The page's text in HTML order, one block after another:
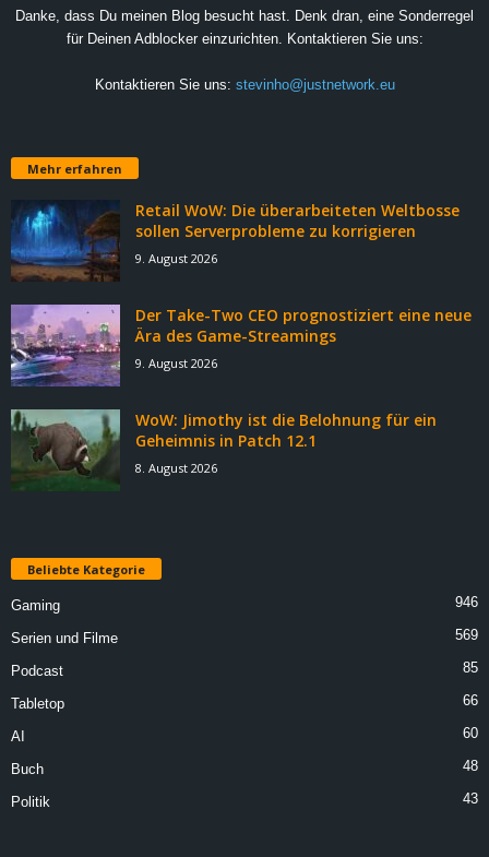
Danke, dass Du meinen Blog besucht hast. Denk dran, eine Sonderregel
für Deinen Adblocker einzurichten. Kontaktieren Sie uns:
Kontaktieren Sie uns: stevinho@justnetwork.eu
Mehr erfahren
Retail WoW: Die überarbeiteten Weltbosse
sollen Serverprobleme zu korrigieren
9. August 2026
Der Take-Two CEO prognostiziert eine neue
Ära des Game-Streamings
9. August 2026
WoW: Jimothy ist die Belohnung für ein
Geheimnis in Patch 12.1
8. August 2026
Beliebte Kategorie
Gaming 946
Serien und Filme 569
Podcast 85
Tabletop 66
AI 60
Buch 48
Politik 43